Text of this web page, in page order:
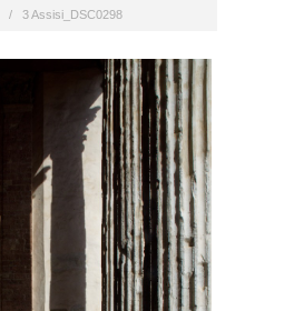
/ 3 Assisi_DSC0298